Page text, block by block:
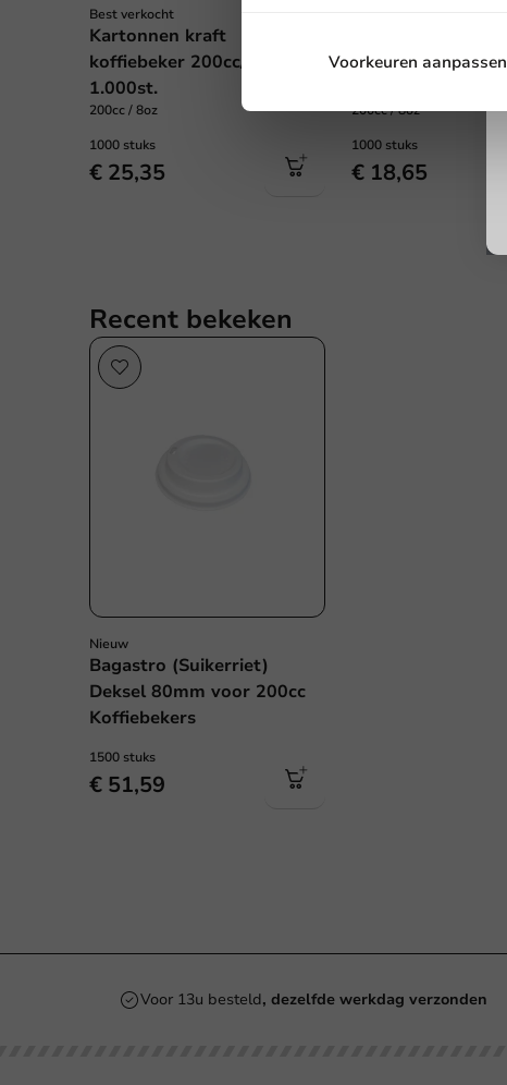
Best verkocht
Kartonnen kraft
koffiebeker 200cc/8oz -
1.000st.
200cc / 8oz
1000 stuks
€ 25,35
1.000st.
200cc / 8oz
1000 stuks
€ 18,65
Recent bekeken
Nieuw
Bagastro (Suikerriet)
Deksel 80mm voor 200cc
Koffiebekers
1500 stuks
€ 51,59
Voor 13u besteld, dezelfde werkdag verzonden
Voorkeuren aanpassen